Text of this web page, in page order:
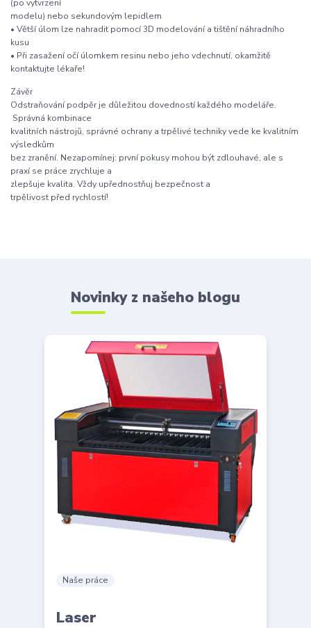
(po vytvrzení
modelu) nebo sekundovým lepidlem
• Větší úlom lze nahradit pomocí 3D modelování a tištění náhradního
kusu
• Při zasažení očí úlomkem resinu nebo jeho vdechnutí, okamžitě
kontaktujte lékaře!
Závěr
Odstraňování podpěr je důležitou dovedností každého modeláře.
Správná kombinace
kvalitních nástrojů, správné ochrany a trpělivé techniky vede ke kvalitním
výsledkům
bez zranění. Nezapomínej: první pokusy mohou být zdlouhavé, ale s
praxí se práce zrychluje a
zlepšuje kvalita. Vždy upřednostňuj bezpečnost a
trpělivost před rychlostí!
Novinky z našeho blogu
Naše práce
Laser